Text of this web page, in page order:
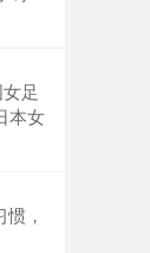
足
本女
，